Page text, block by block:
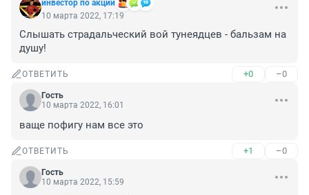
инвестор по акции
10 марта 2022, 17:19
Слышать страдальческий вой тунеядцев - бальзам на
душу!
ОТВЕТИТЬ +0 –0
Гость
10 марта 2022, 16:01
ваще пофигу нам все это
ОТВЕТИТЬ +1 –0
Гость
10 марта 2022, 15:59